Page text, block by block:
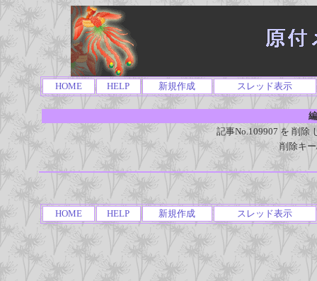
HOME HELP 新規作成 スレッド表示
記事No.109907 を 削除
削除キ
HOME HELP 新規作成 スレッド表示